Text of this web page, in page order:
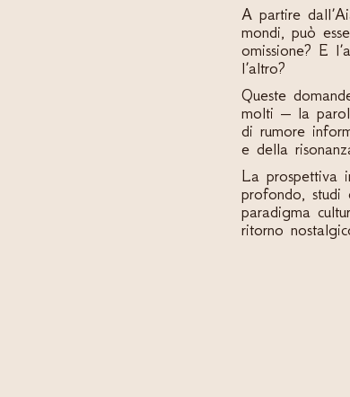
A partire
mondi, può
omissione? E
l’altro?
Queste
molti – la
di rumore
e della
La prospettiva
profondo,
paradigma
ritorno